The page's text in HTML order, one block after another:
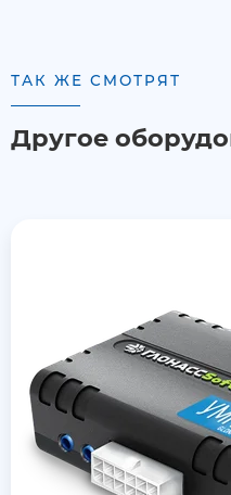
ТАК ЖЕ СМОТРЯТ
Другое